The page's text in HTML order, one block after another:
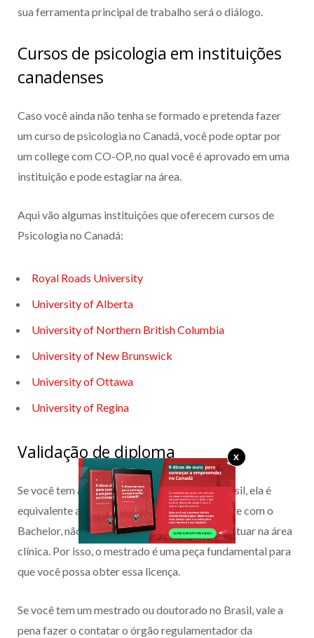
sua ferramenta principal de trabalho será o diálogo.
Cursos de psicologia em instituições
canadenses
Caso você ainda não tenha se formado e pretenda fazer
um curso de psicologia no Canadá, você pode optar por
um college com CO-OP, no qual você é aprovado em uma
instituição e pode estagiar na área.
Aqui vão algumas instituições que oferecem cursos de
Psicologia no Canadá:
Royal Roads University
University of Alberta
University of Northern British Columbia
University of New Brunswick
University of Ottawa
University of Regina
Validação de diploma
Se você tem a graduação de psicologia no Brasil, ela é
equivalente a um Bachelor no Canadá. Somente com o
Bachelor, não é possível ter uma licença para atuar na área
clínica. Por isso, o mestrado é uma peça fundamental para
que você possa obter essa licença.
Se você tem um mestrado ou doutorado no Brasil, vale a
pena fazer o contatar o órgão regulamentador da
X